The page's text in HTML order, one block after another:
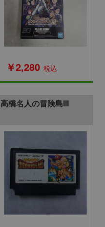
￥2,280 税込
高橋名人の冒険島III